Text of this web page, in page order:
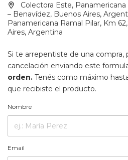
Colectora Este,
– Benavídez, Buenos Aires,
Panamericana Ramal Pilar, Km
Aires, Argentina
Si te arrepentiste de una compra,
cancelación enviando este
orden. Tenés como máximo
que recibiste el producto.
Nombre
Email